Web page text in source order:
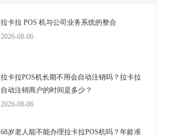
拉卡拉 POS 机与公司业务系统的整合
2026-08-06
拉卡拉POS机长期不用会自动注销吗？拉卡拉
自动注销商户的时间是多少？
2026-08-06
68岁老人能不能办理拉卡拉POS机吗？年龄准